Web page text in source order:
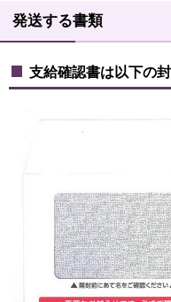
発送する書類
支給確認書は以下の